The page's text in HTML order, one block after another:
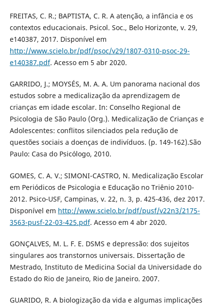
FREITAS, C. R.; BAPTISTA, C. R. A atenção, a infância e os
contextos educacionais. Psicol. Soc., Belo Horizonte, v. 29,
e140387, 2017. Disponível em
http://www.scielo.br/pdf/psoc/v29/1807-0310-psoc-29-
e140387.pdf. Acesso em 5 abr 2020.
GARRIDO, J.; MOYSÉS, M. A. A. Um panorama nacional dos
estudos sobre a medicalização da aprendizagem de
crianças em idade escolar. In: Conselho Regional de
Psicologia de São Paulo (Org.). Medicalização de Crianças e
Adolescentes: conflitos silenciados pela redução de
questões sociais a doenças de indivíduos. (p. 149-162).São
Paulo: Casa do Psicólogo, 2010.
GOMES, C. A. V.; SIMONI-CASTRO, N. Medicalização Escolar
em Periódicos de Psicologia e Educação no Triênio 2010-
2012. Psico-USF, Campinas, v. 22, n. 3, p. 425-436, dez 2017.
Disponível em http://www.scielo.br/pdf/pusf/v22n3/2175-
3563-pusf-22-03-425.pdf. Acesso em 4 abr 2020.
GONÇALVES, M. L. F. E. DSMS e depressão: dos sujeitos
singulares aos transtornos universais. Dissertação de
Mestrado, Instituto de Medicina Social da Universidade do
Estado do Rio de Janeiro, Rio de Janeiro. 2007.
GUARIDO, R. A biologização da vida e algumas implicações